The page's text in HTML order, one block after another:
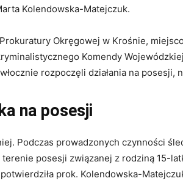
Kolendowska-Matejczuk.
Okręgowej w Krośnie,
Komendy
rozpoczęli działania na posesji,
na posesji
Podczas prowadzonych czynności
posesji związanej z rodziną 15-
prok. Kolendowska-